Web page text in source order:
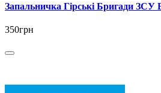
Запальничка Гірські Бригади ЗСУ
350грн